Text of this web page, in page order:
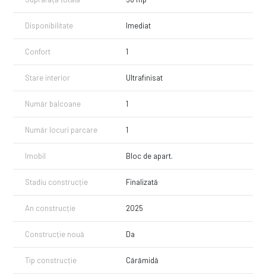
Disponibilitate Imediat
Confort 1
Stare interior Ultrafinisat
Număr balcoane 1
Număr locuri parcare 1
Imobil Bloc de apart.
Stadiu construcție Finalizată
An construcție 2025
Construcție nouă Da
Tip construcție Cărămidă